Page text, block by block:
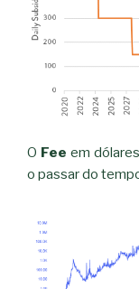
O Fee em
o passar do